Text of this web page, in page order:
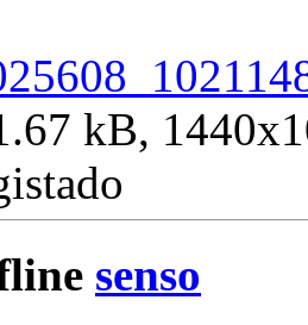
kB,
senso